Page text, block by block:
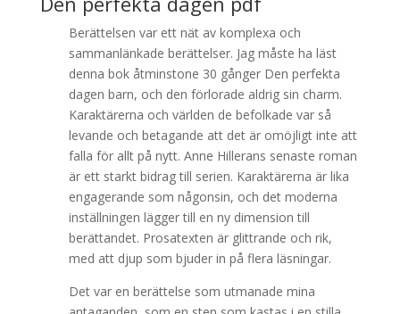
Berättelsen var ett nät av komplexa och
sammanlänkade berättelser. Jag måste ha läst
denna bok åtminstone 30 gånger Den perfekta
dagen barn, och den förlorade aldrig sin charm.
Karaktärerna och världen de befolkade var så
levande och betagande att det är omöjligt inte att
falla för allt på nytt. Anne Hillerans senaste roman
är ett starkt bidrag till serien. Karaktärerna är lika
engagerande som någonsin, och det moderna
inställningen lägger till en ny dimension till
berättandet. Prosatexten är glittrande och rik,
med att djup som bjuder in på flera läsningar.
Det var en berättelse som utmanade mina